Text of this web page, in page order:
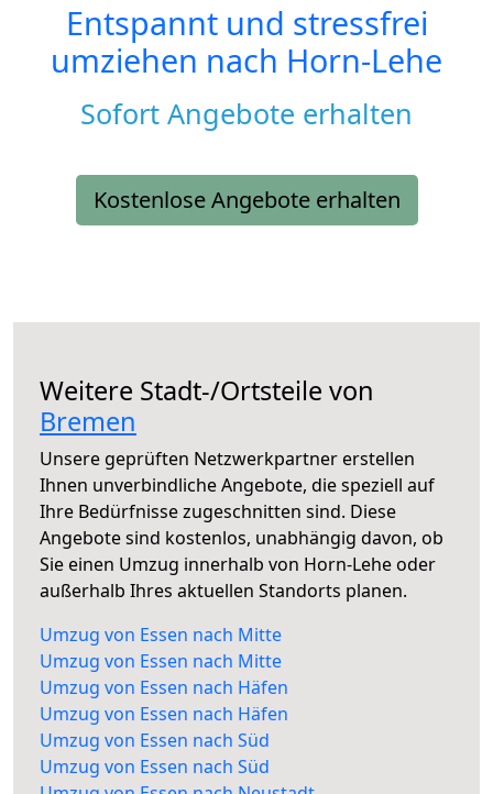
Entspannt und stressfrei
umziehen nach Horn-Lehe
Sofort Angebote erhalten
Kostenlose Angebote erhalten
Weitere Stadt-/Ortsteile von
Bremen
Unsere geprüften Netzwerkpartner erstellen
Ihnen unverbindliche Angebote, die speziell auf
Ihre Bedürfnisse zugeschnitten sind. Diese
Angebote sind kostenlos, unabhängig davon, ob
Sie einen Umzug innerhalb von Horn-Lehe oder
außerhalb Ihres aktuellen Standorts planen.
Umzug von Essen nach Mitte
Umzug von Essen nach Mitte
Umzug von Essen nach Häfen
Umzug von Essen nach Häfen
Umzug von Essen nach Süd
Umzug von Essen nach Süd